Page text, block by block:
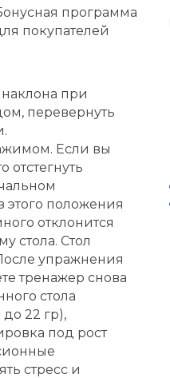
программа
покупателей
при
перевернуть
Если вы
отстегнуть
этого положения
отклонится
стола. Стол
упражнения
тренажер снова
стола
22 гр),
под рост
стресс и